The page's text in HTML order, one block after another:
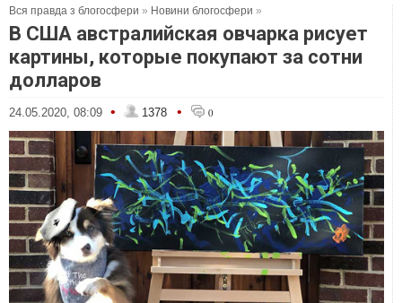
Вся правда з блогосфери » Новини блогосфери »
В США австралийская овчарка рисует
картины, которые покупают за сотни
долларов
24.05.2020, 08:09 • 1378 • 0